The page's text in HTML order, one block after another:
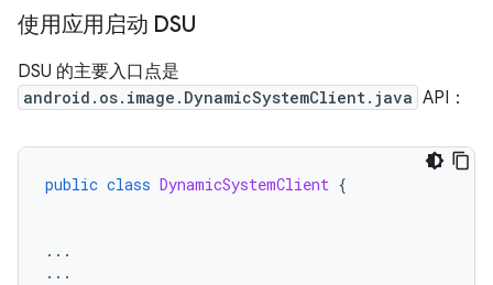
使用应用启动 DSU
DSU 的主要入口点是
android.os.image.DynamicSystemClient.java API：
public class DynamicSystemClient {
...
...